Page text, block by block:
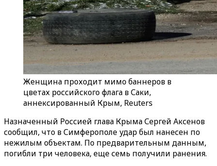
Женщина проходит мимо баннеров в
цветах российского флага в Саки,
аннексированный Крым, Reuters
Назначенный Россией глава Крыма Сергей Аксенов
сообщил, что в Симферополе удар был нанесен по
нежилым объектам. По предварительным данным,
погибли три человека, еще семь получили ранения.